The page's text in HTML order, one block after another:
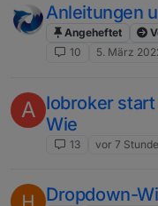
Anleitungen
Angeheftet
10
5. März
A Iobroker
Wie
13 vor 7
Dropdown-